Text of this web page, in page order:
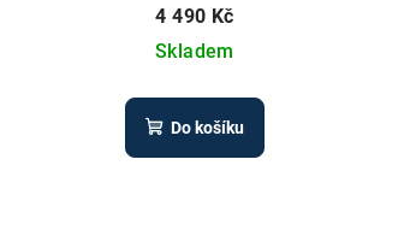
4 490 Kč
Skladem
Do košíku